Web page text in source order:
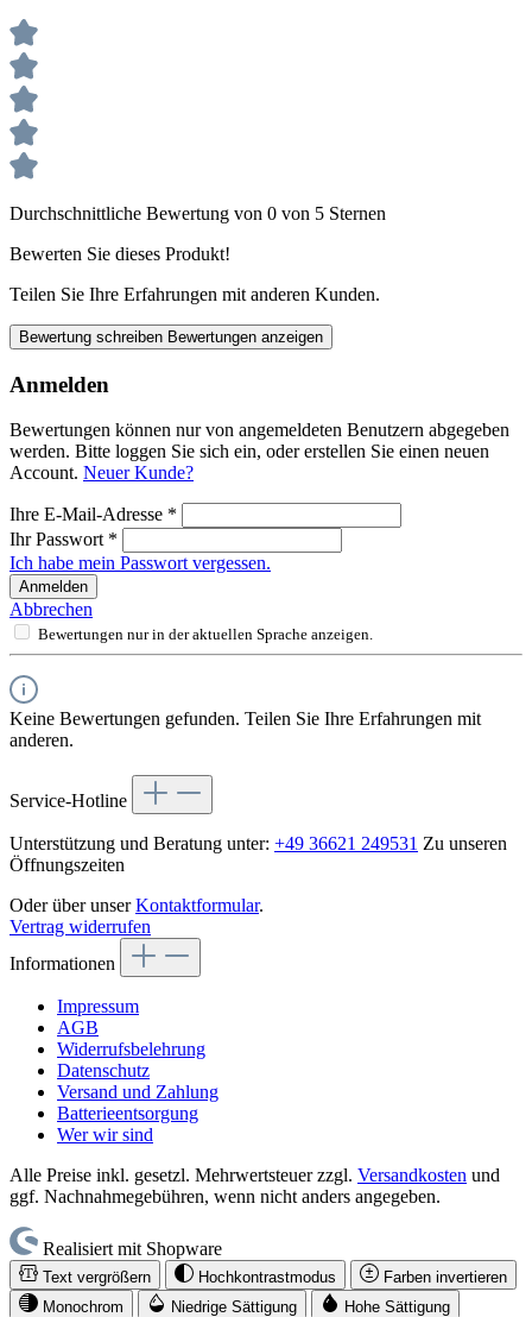
Durchschnittliche Bewertung von 0 von 5 Sternen
Bewerten Sie dieses Produkt!
Teilen Sie Ihre Erfahrungen mit anderen Kunden.
Bewertung schreiben Bewertungen anzeigen
Anmelden
Bewertungen können nur von angemeldeten Benutzern abgegeben
werden. Bitte loggen Sie sich ein, oder erstellen Sie einen neuen
Account. Neuer Kunde?
Ihre E-Mail-Adresse *
Ihr Passwort *
Ich habe mein Passwort vergessen.
Anmelden
Abbrechen
Bewertungen nur in der aktuellen Sprache anzeigen.
Keine Bewertungen gefunden. Teilen Sie Ihre Erfahrungen mit
anderen.
Service-Hotline
Unterstützung und Beratung unter: +49 36621 249531 Zu unseren
Öffnungszeiten
Oder über unserKontaktformular.
Vertrag widerrufen
Informationen
Impressum
AGB
Widerrufsbelehrung
Datenschutz
Versand und Zahlung
Batterieentsorgung
Wer wir sind
Alle Preise inkl. gesetzl. Mehrwertsteuer zzgl. Versandkosten und
ggf. Nachnahmegebühren, wenn nicht anders angegeben.
Realisiert mit Shopware
Text vergrößern Hochkontrastmodus
Farben invertieren
Monochrom
Niedrige Sättigung Hohe Sättigung